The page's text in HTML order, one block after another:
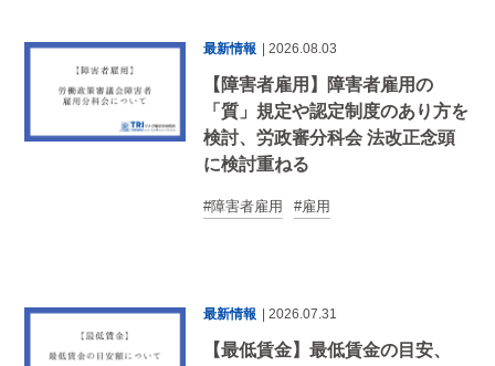
最新情報 | 2026.08.03
【障害者雇用】障害者雇用の
「質」規定や認定制度のあり方を
検討、労政審分科会 法改正念頭
に検討重ねる
障害者雇用 雇用
最新情報 | 2026.07.31
【最低賃金】最低賃金の目安、